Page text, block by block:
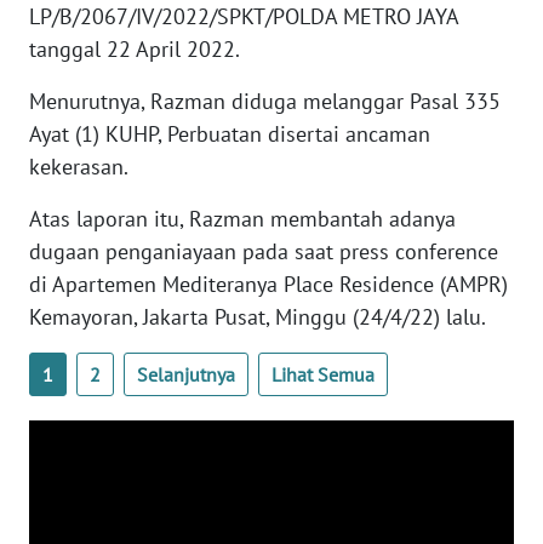
LP/B/2067/IV/2022/SPKT/POLDA METRO JAYA
tanggal 22 April 2022.
Menurutnya, Razman diduga melanggar Pasal 335
Ayat (1) KUHP, Perbuatan disertai ancaman
kekerasan.
Atas laporan itu, Razman membantah adanya
dugaan penganiayaan pada saat press conference
di Apartemen Mediteranya Place Residence (AMPR)
Kemayoran, Jakarta Pusat, Minggu (24/4/22) lalu.
1 2 Selanjutnya Lihat Semua
WN
WN
NTT
WN
KEPRI
WN